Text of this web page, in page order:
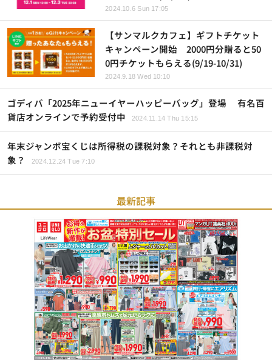
2024.10.6 Sun 17:05
【サンマルクカフェ】ギフトチケット
キャンペーン開始 2000円分贈ると50
0円チケットもらえる(9/19-10/31)
2024.9.18 Wed 10:10
ゴディバ「2025年ニューイヤーハッピーバッグ」登場 有名百
貨店オンラインで予約受付中
2024.11.14 Thu 15:15
年末ジャンボ宝くじは所得税の課税対象？それとも非課税対
象？
2024.12.24 Tue 7:10
最新記事